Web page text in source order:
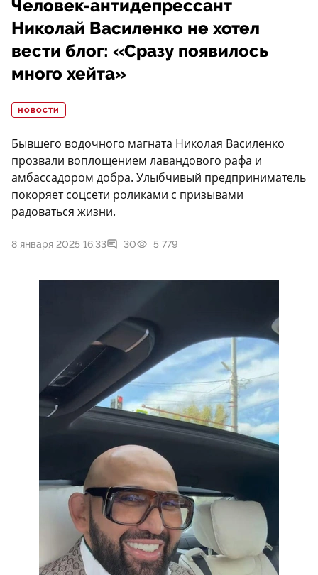
Человек-антидепрессант
Николай Василенко не хотел
вести блог: «Сразу появилось
много хейта»
НОВОСТИ
Бывшего водочного магната Николая Василенко
прозвали воплощением лавандового рафа и
амбассадором добра. Улыбчивый предприниматель
покоряет соцсети роликами с призывами
радоваться жизни.
8 января 2025 16:33 30 5 779